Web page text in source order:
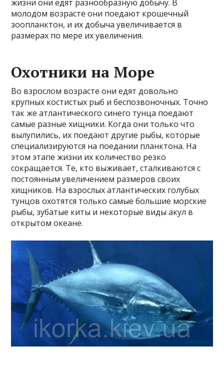
жизни они едят разнообразную добычу. В
молодом возрасте они поедают крошечный
зоопланктон, и их добыча увеличивается в
размерах по мере их увеличения.
Охотники на Море
Во взрослом возрасте они едят довольно
крупных костистых рыб и беспозвоночных. Точно
так же атлантического синего тунца поедают
самые разные хищники. Когда они только что
вылупились, их поедают другие рыбы, которые
специализируются на поедании планктона. На
этом этапе жизни их количество резко
сокращается. Те, кто выживает, сталкиваются с
постоянным увеличением размеров своих
хищников. На взрослых атлантических голубых
тунцов охотятся только самые большие морские
рыбы, зубатые киты и некоторые виды акул в
открытом океане.